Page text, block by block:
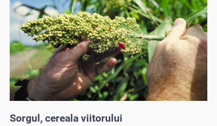
Sorgul, cereala viitorului